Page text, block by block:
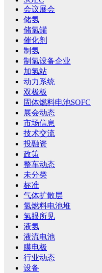
会议展会
储氢
储氢罐
催化剂
制氢
制氢设备企业
加氢站
动力系统
双极板
固体燃料电池SOFC
展会动态
市场信息
技术交流
投融资
政策
整车动态
未分类
标准
气体扩散层
氢燃料电池堆
氢眼所见
液氢
液流电池
膜电极
行业动态
设备